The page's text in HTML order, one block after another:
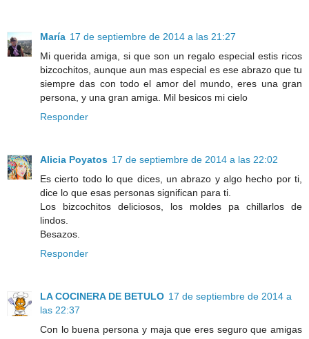
María 17 de septiembre de 2014 a las 21:27
Mi querida amiga, si que son un regalo especial estis ricos
bizcochitos, aunque aun mas especial es ese abrazo que tu
siempre das con todo el amor del mundo, eres una gran
persona, y una gran amiga. Mil besicos mi cielo
Responder
Alicia Poyatos 17 de septiembre de 2014 a las 22:02
Es cierto todo lo que dices, un abrazo y algo hecho por ti,
dice lo que esas personas significan para ti.
Los bizcochitos deliciosos, los moldes pa chillarlos de
lindos.
Besazos.
Responder
LA COCINERA DE BETULO 17 de septiembre de 2014 a
las 22:37
Con lo buena persona y maja que eres seguro que amigas